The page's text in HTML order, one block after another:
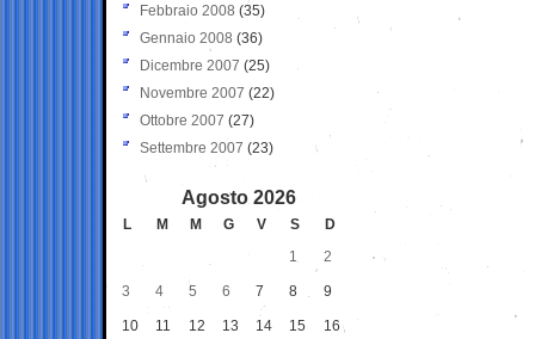
Febbraio 2008 (35)
Gennaio 2008 (36)
Dicembre 2007 (25)
Novembre 2007 (22)
Ottobre 2007 (27)
Settembre 2007 (23)
Agosto 2026
L M M G V S
D
1
2
3 4 5 6 7 8 9
10 11 12 13 14 15 16